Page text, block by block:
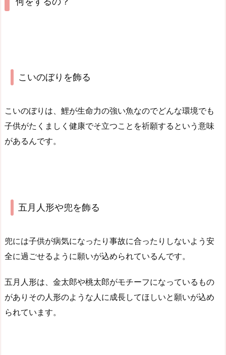
こいのぼりを飾る
こいのぼりは、鯉が生命力の強い魚なのでどんな環境でも
子供がたくましく健康でそ立つことを祈願するという意味
があるんです。
五月人形や兜を飾る
兜には子供が病気になったり事故に合ったりしないよう安
全に過ごせるように願いが込められているんです。
五月人形は、金太郎や桃太郎がモチーフになっているもの
がありその人形のような人に成長してほしいと願いが込め
られています。